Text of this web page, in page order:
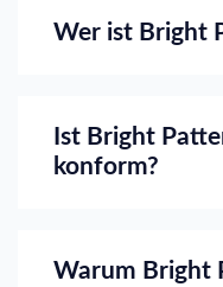
Wer ist Bright
Ist Bright
konform?
Warum Bright